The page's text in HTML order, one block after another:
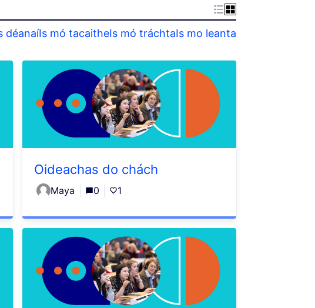
déanaíIs mó tacaitheIs mó tráchtaIs mo leanta
Oideachas do chách
Maya 0 1